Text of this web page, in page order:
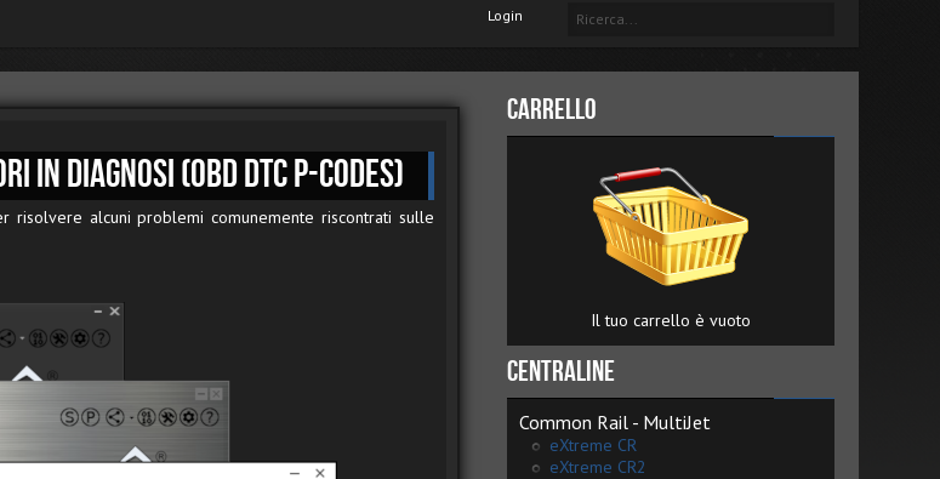
Login
diagnosi (OBD DTC P-Codes)
alcuni problemi comunemente riscontrati sulle
Carrello
Il tuo carrello è vuoto
Centraline
Common Rail - MultiJet
eXtreme CR
eXtreme CR2